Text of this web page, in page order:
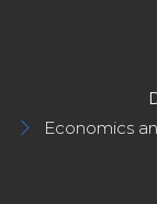
Economics